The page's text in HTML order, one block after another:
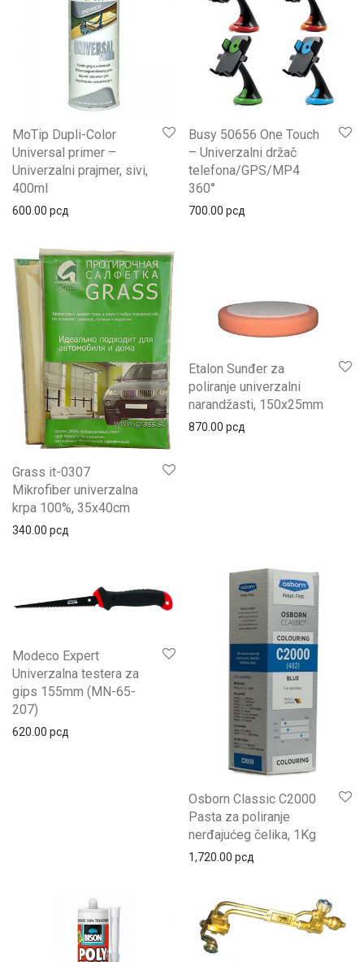
MoTip Dupli-Color
Universal primer –
Univerzalni prajmer, sivi,
400ml
600.00 рсд
Busy 50656 One Touch
– Univerzalni držač
telefona/GPS/MP4
360°
700.00 рсд
Grass it-0307
Mikrofiber univerzalna
krpa 100%, 35x40cm
340.00 рсд
Etalon Sunđer za
poliranje univerzalni
narandžasti, 150x25mm
870.00 рсд
Modeco Expert
Univerzalna testera za
gips 155mm (MN-65-
207)
620.00 рсд
Osborn Classic C2000
Pasta za poliranje
nerđajućeg čelika, 1Kg
1,720.00 рсд